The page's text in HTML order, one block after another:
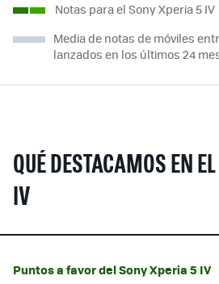
Notas para el Sony Xperia 5 IV
Media de notas de móviles
lanzados en los últimos 24
QUÉ DESTACAMOS EN
IV
Puntos a favor del Sony Xperia 5 IV